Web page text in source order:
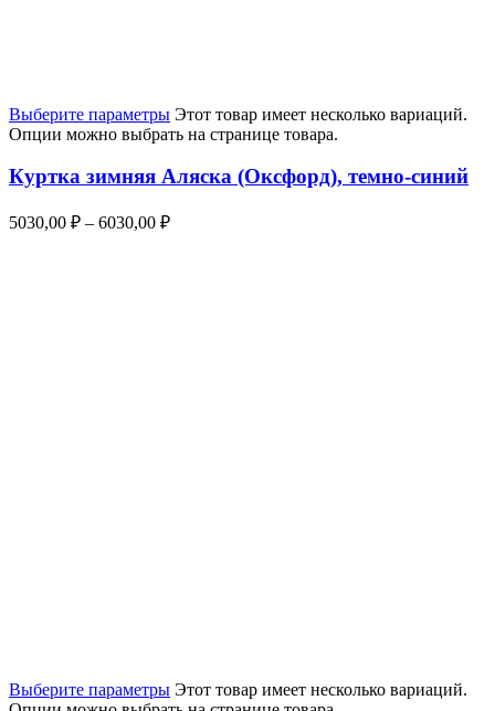
Выберите параметры Этот товар имеет несколько вариаций.
Опции можно выбрать на странице товара.
Куртка зимняя Аляска (Оксфорд), темно-синий
5030,00 ₽ – 6030,00 ₽
Выберите параметры Этот товар имеет несколько вариаций.